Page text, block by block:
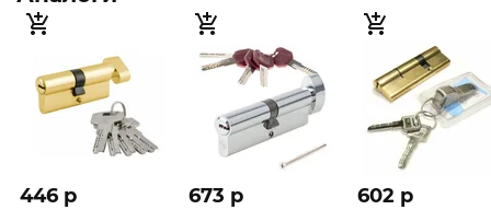
446 p 673 p 602 p